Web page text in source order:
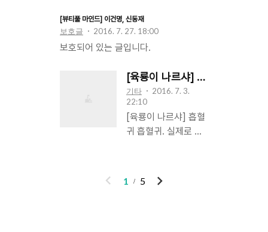
이 제법 있는 편이었다. 온전한 시마다의
핏줄이 아니라 걱정은 하였으나 제법 어
린 나이에 시마다 일족의 용을 각성하기
[뷰티풀 마인드] 이건명, 신동재
보호글 2016. 7. 27. 18:00
보호되어 있는 글입니다.
[육룡이 나르샤] 흡혈귀
기타
2016. 7. 3.
22:10
[육룡이 나르샤] 흡혈
귀 흡혈귀. 실제로 봤
정한 형태가 없이 저
들끼리만 교류하며 간
이
1 5
다